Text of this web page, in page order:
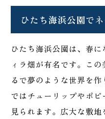
ひたち海浜公園で
ひたち海浜公園は、春
ィラ畑が有名です。こ
るで夢のような世界を
ではチューリップやポ
見られます。広大な敷